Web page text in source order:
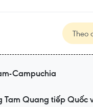
Theo
Campuchia
Tam Quang tiếp Quốc